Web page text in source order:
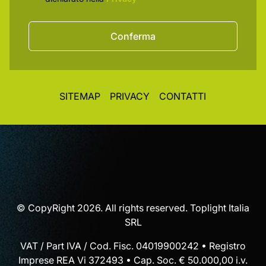
Conferma
SITEMAP PRIVACY CONTATTI
© CopyRight 2026. All rights reserved. Toplight Italia
SRL
VAT / Part IVA / Cod. Fisc. 04019900242 • Registro
Imprese REA Vi 372493 • Cap. Soc. € 50.000,00 i.v.